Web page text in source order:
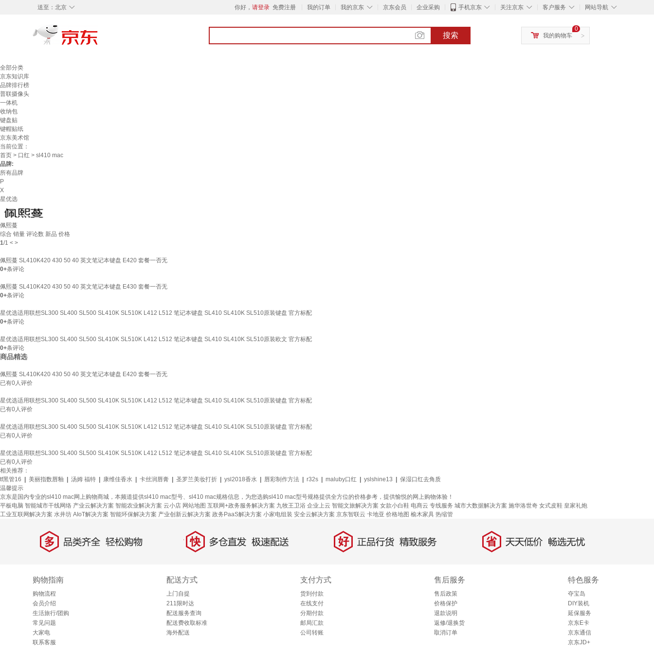
◇
送至： 北京 你好， 请登录 免费注册 我的订单 ◇
我的京东 京东会员 企业采购 ◇
手机京东 ◇
关注京东 ◇
客户服务 ◇
网站导航
搜索 >
0
我的购物车
全部分类
京东知识库
品牌排行榜
普联摄像头
一体机
收纳包
键盘贴
键帽贴纸
京东美术馆
当前位置：
首页 > 口红 > sl410 mac
品牌:
所有品牌
P
X
星优选
佩熙蔓
综合 销量 评论数 新品 价格
1/1 < >
佩熙蔓 SL410K420 430 50 40 英文笔记本键盘 E420 套餐一否无
0+条评论
佩熙蔓 SL410K420 430 50 40 英文笔记本键盘 E430 套餐一否无
0+条评论
星优选适用联想SL300 SL400 SL500 SL410K SL510K L412 L512 笔记本键盘 SL410 SL410K SL510原装键盘 官方标配
0+条评论
星优选适用联想SL300 SL400 SL500 SL410K SL510K L412 L512 笔记本键盘 SL410 SL410K SL510原装欧文 官方标配
0+条评论
商品精选
佩熙蔓 SL410K420 430 50 40 英文笔记本键盘 E420 套餐一否无
已有0人评价
星优选适用联想SL300 SL400 SL500 SL410K SL510K L412 L512 笔记本键盘 SL410 SL410K SL510原装键盘 官方标配
已有0人评价
星优选适用联想SL300 SL400 SL500 SL410K SL510K L412 L512 笔记本键盘 SL410 SL410K SL510原装键盘 官方标配
已有0人评价
星优选适用联想SL300 SL400 SL500 SL410K SL510K L412 L512 笔记本键盘 SL410 SL410K SL510原装键盘 官方标配
已有0人评价
相关推荐：
tf黑管16
美丽指数唇釉 汤姆 福特 康维佳香水 卡丝润唇膏 圣罗兰美妆打折 ysl2018香水 唇彩制作方法 r32s maluby口红 yslshine13
保湿口红去角质
温馨提示
京东是国内专业的sl410 mac网上购物商城，本频道提供sl410 mac型号、sl410 mac规格信息，为您选购sl410 mac型号规格提供全方位的价格参考，提供愉悦的网上购物体验！
平板电脑 智能城市干线网络 产业云解决方案 智能农业解决方案 云小店 网站地图 互联网+政务服务解决方案 九牧王卫浴 企业上云 智能文旅解决方案 女款小白鞋 电商云 专线服务 城市大数据解决方案 施华洛世奇 女式皮鞋 皇家礼炮
工业互联网解决方案 水井坊 AIoT解决方案 智能环保解决方案 产业创新云解决方案 政务PaaS解决方案 小家电组装 安全云解决方案 京东智联云 卡地亚 价格地图 榆木家具 热缩管
多 品类齐全，轻松购物 快 多仓直发，极速配送 好 正品行货，精致服务 省 天天低价，畅选无忧
购物指南
购物流程
会员介绍
生活旅行/团购
常见问题
大家电
联系客服
配送方式
上门自提
211限时达
配送服务查询
配送费收取标准
海外配送
支付方式
货到付款
在线支付
分期付款
邮局汇款
公司转账
售后服务
售后政策
价格保护
退款说明
返修/退换货
取消订单
特色服务
夺宝岛
DIY装机
延保服务
京东E卡
京东通信
京东JD+